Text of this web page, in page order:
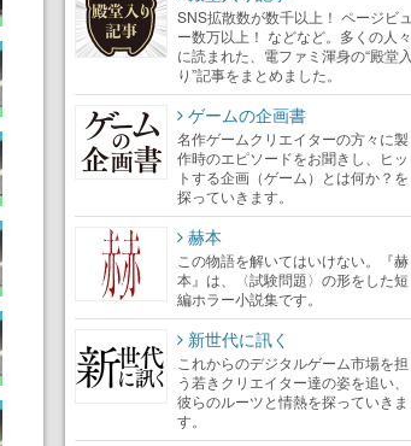
SNS拡散数が数千以上！ ページビュ
ー数万以上！ などなど。多くの人々
に読まれた、電ファミ渾身の“殿堂入
り”記事をまとめました。
ゲームの企画書
名作ゲームクリエイターの方々に製
作時のエピソードをお聞きし、ヒッ
トする企画（ゲーム）とは何か？を
探っていきます。
赫本
この物語を解いてはいけない。『赫
本』は、〈試験問題〉の形をした短
編ホラー小説集です。
新世代に訊く
これからのデジタルゲーム市場を担
う若きクリエイター達の姿を追い、
彼らのルーツと情熱を探っていきま
す。